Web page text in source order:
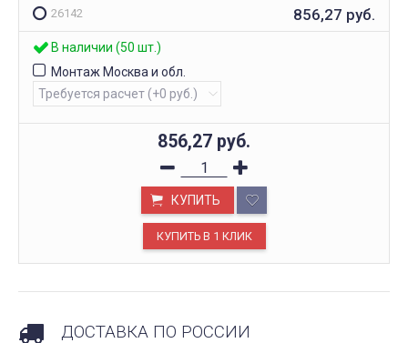
26142 856,27 руб.
В наличии (50 шт.)
Монтаж Москва и обл.
856,27 руб.
КУПИТЬ
ДОСТАВКА ПО РОССИИ